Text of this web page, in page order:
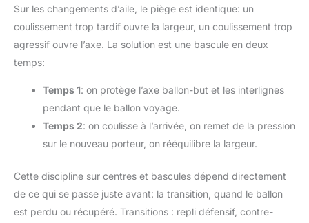
Sur les changements d’aile, le piège est identique: un
coulissement trop tardif ouvre la largeur, un coulissement trop
agressif ouvre l’axe. La solution est une bascule en deux
temps:
Temps 1: on protège l’axe ballon-but et les interlignes
pendant que le ballon voyage.
Temps 2: on coulisse à l’arrivée, on remet de la pression
sur le nouveau porteur, on rééquilibre la largeur.
Cette discipline sur centres et bascules dépend directement
de ce qui se passe juste avant: la transition, quand le ballon
est perdu ou récupéré. Transitions : repli défensif, contre-